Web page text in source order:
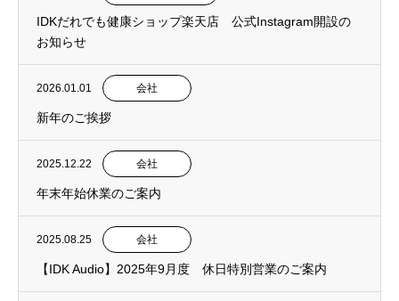
IDKだれでも健康ショップ楽天店 公式Instagram開設の
お知らせ
2026.01.01 会社
新年のご挨拶
2025.12.22 会社
年末年始休業のご案内
2025.08.25 会社
【IDK Audio】2025年9月度 休日特別営業のご案内